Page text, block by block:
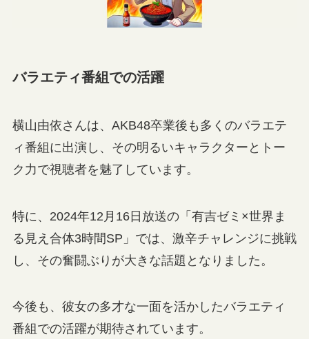
バラエティ番組での活躍
横山由依さんは、AKB48卒業後も多くのバラエテ
ィ番組に出演し、その明るいキャラクターとトー
ク力で視聴者を魅了しています。
特に、2024年12月16日放送の「有吉ゼミ×世界ま
る見え合体3時間SP」では、激辛チャレンジに挑戦
し、その奮闘ぶりが大きな話題となりました。
今後も、彼女の多才な一面を活かしたバラエティ
番組での活躍が期待されています。